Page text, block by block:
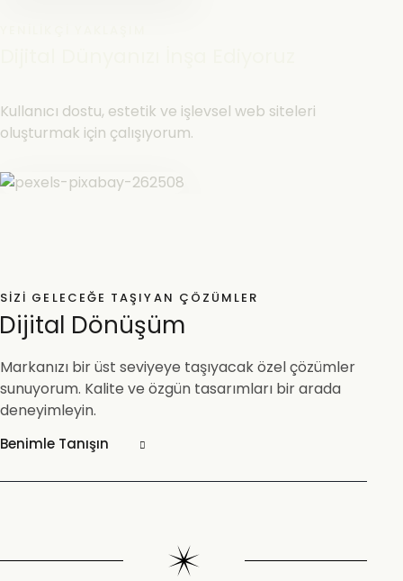
Kullanıcı dostu, estetik ve işlevsel web siteleri
oluşturmak için çalışıyorum.
SIZI GELECEĞE TAŞIYAN ÇÖZÜMLER
Dijital Dönüşüm
Markanızı bir üst seviyeye taşıyacak özel çözümler
sunuyorum. Kalite ve özgün tasarımları bir arada
deneyimleyin.
Benimle Tanışın